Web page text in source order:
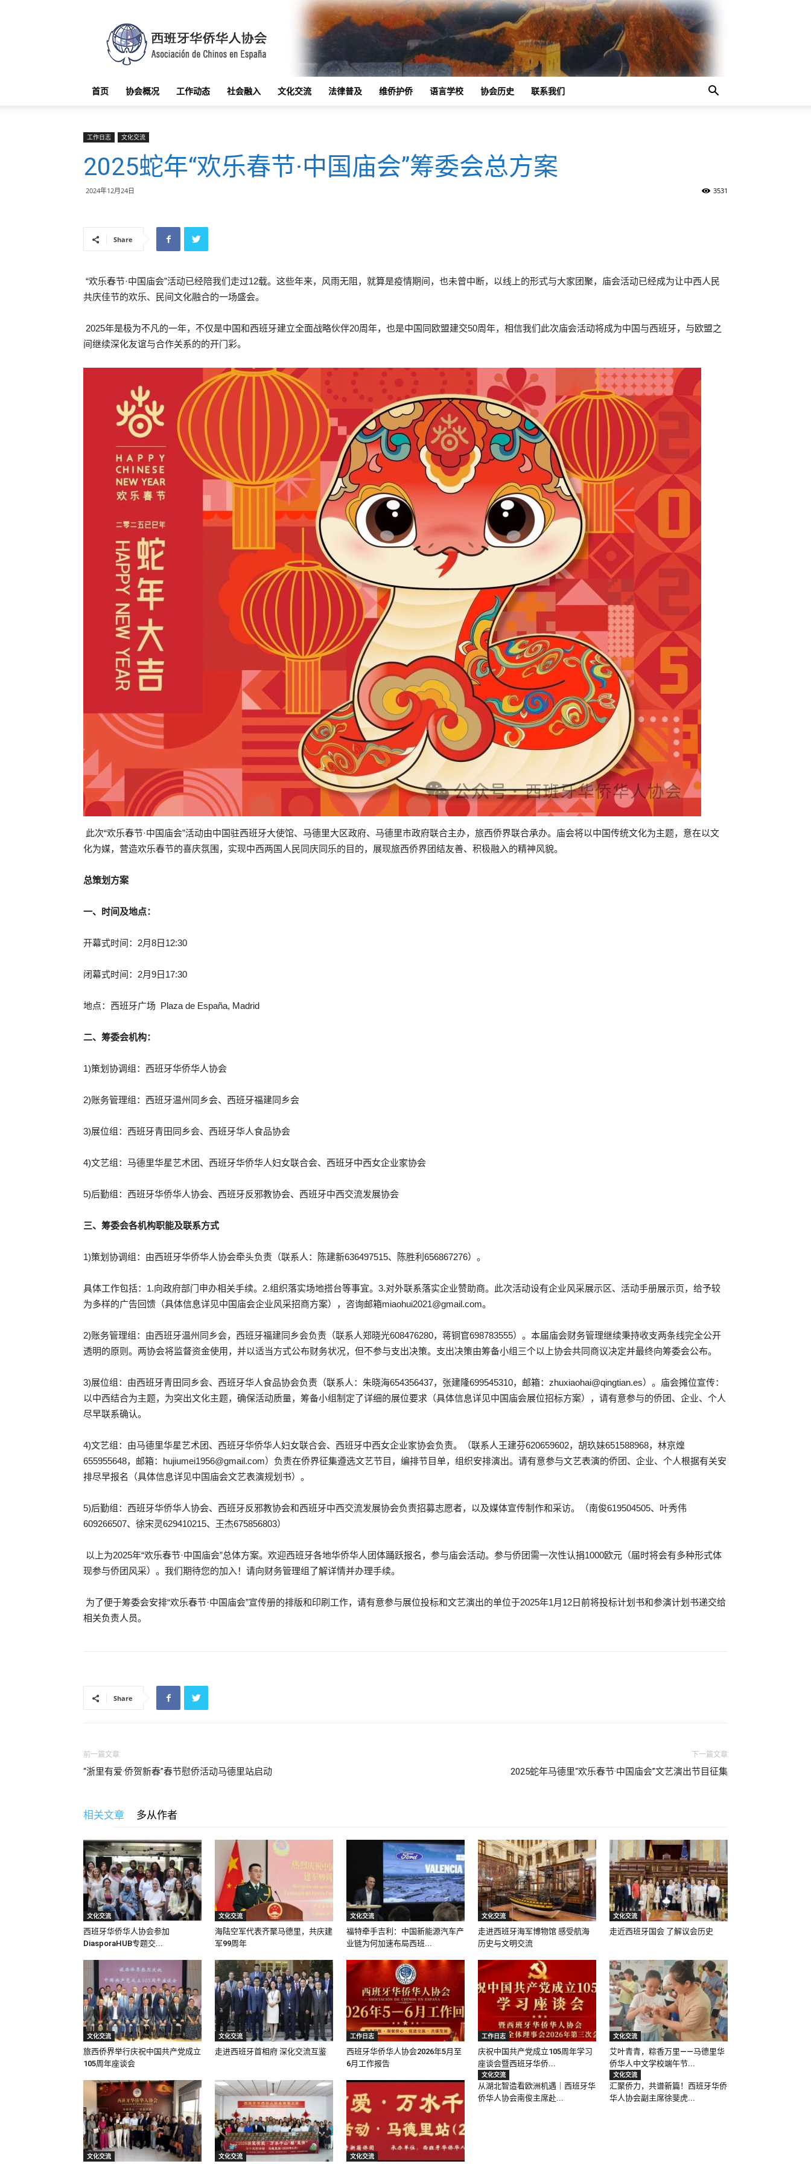
班
华
华
人
首页 协会概况 工作动态 社会融入 文化交流 法律普及 维侨护侨 语言学校 协会历史 联系我们
工作日志 文化交流
2025蛇年“欢乐春节·中国庙会”筹委会总方案
2024年12月24日 3531
Share
“欢乐春节·中国庙会”活动已经陪我们走过12载。这些年来，风雨无阻，就算是疫情期间，也未曾中断，以线上的形式与大家团聚，庙会活动已经成为让中西人民
共庆佳节的欢乐、民间文化融合的一场盛会。
2025年是极为不凡的一年，不仅是中国和西班牙建立全面战略伙伴20周年，也是中国同欧盟建交50周年，相信我们此次庙会活动将成为中国与西班牙，与欧盟之
间继续深化友谊与合作关系的的开门彩。
此次“欢乐春节·中国庙会”活动由中国驻西班牙大使馆、马德里大区政府、马德里市政府联合主办，旅西侨界联合承办。庙会将以中国传统文化为主题，意在以文
化为媒，营造欢乐春节的喜庆氛围，实现中西两国人民同庆同乐的目的，展现旅西侨界团结友善、积极融入的精神风貌。
总策划方案
一、时间及地点：
开幕式时间：2月8日12:30
闭幕式时间：2月9日17:30
地点：西班牙广场 Plaza de España, Madrid
二、筹委会机构：
1)策划协调组：西班牙华侨华人协会
2)账务管理组：西班牙温州同乡会、西班牙福建同乡会
3)展位组：西班牙青田同乡会、西班牙华人食品协会
4)文艺组：马德里华星艺术团、西班牙华侨华人妇女联合会、西班牙中西女企业家协会
5)后勤组：西班牙华侨华人协会、西班牙反邪教协会、西班牙中西交流发展协会
三、筹委会各机构职能及联系方式
1)策划协调组：由西班牙华侨华人协会牵头负责（联系人：陈建新636497515、陈胜利656867276）。
具体工作包括：1.向政府部门申办相关手续。2.组织落实场地搭台等事宜。3.对外联系落实企业赞助商。此次活动设有企业风采展示区、活动手册展示页，给予较
为多样的广告回馈（具体信息详见中国庙会企业风采招商方案），咨询邮箱miaohui2021@gmail.com。
2)账务管理组：由西班牙温州同乡会，西班牙福建同乡会负责（联系人郑晓光608476280，蒋铜官698783555）。本届庙会财务管理继续秉持收支两条线完全公开
透明的原则。两协会将监督资金使用，并以适当方式公布财务状况，但不参与支出决策。支出决策由筹备小组三个以上协会共同商议决定并最终向筹委会公布。
3)展位组：由西班牙青田同乡会、西班牙华人食品协会负责（联系人：朱晓海654356437，张建隆699545310，邮箱：zhuxiaohai@qingtian.es）。庙会摊位宣传：
以中西结合为主题，为突出文化主题，确保活动质量，筹备小组制定了详细的展位要求（具体信息详见中国庙会展位招标方案），请有意参与的侨团、企业、个人
尽早联系确认。
4)文艺组：由马德里华星艺术团、西班牙华侨华人妇女联合会、西班牙中西女企业家协会负责。（联系人王建芬620659602，胡玖妹651588968，林京煌
655955648，邮箱：hujiumei1956@gmail.com）负责在侨界征集遵选文艺节目，编排节目单，组织安排演出。请有意参与文艺表演的侨团、企业、个人根据有关安
排尽早报名（具体信息详见中国庙会文艺表演规划书）。
5)后勤组：西班牙华侨华人协会、西班牙反邪教协会和西班牙中西交流发展协会负责招募志愿者，以及媒体宣传制作和采访。（南俊619504505、叶秀伟
609266507、徐宋灵629410215、王杰675856803）
以上为2025年“欢乐春节·中国庙会”总体方案。欢迎西班牙各地华侨华人团体踊跃报名，参与庙会活动。参与侨团需一次性认捐1000欧元（届时将会有多种形式体
现参与侨团风采）。我们期待您的加入！请向财务管理组了解详情并办理手续。
为了便于筹委会安排“欢乐春节·中国庙会”宣传册的排版和印刷工作，请有意参与展位投标和文艺演出的单位于2025年1月12日前将投标计划书和参演计划书递交给
相关负责人员。
Share
前一篇文章
“浙里有爱·侨贺新春”春节慰侨活动马德里站启动
下一篇文章
2025蛇年马德里“欢乐春节·中国庙会”文艺演出节目征集
相关文章 多从作者
文化交流
西班牙华侨华人协会参加
DiasporaHUB专题交...
文化交流
海陆空军代表齐聚马德里，共庆建
军99周年
文化交流
福特牵手吉利：中国新能源汽车产
业链为何加速布局西班...
文化交流
走进西班牙海军博物馆 感受航海
历史与文明交流
文化交流
走近西班牙国会 了解议会历史
文化交流
旅西侨界举行庆祝中国共产党成立
105周年座谈会
文化交流
走进西班牙首相府 深化交流互鉴
工作日志
西班牙华侨华人协会2026年5月至
6月工作报告
工作日志
庆祝中国共产党成立105周年学习
座谈会暨西班牙华侨...
文化交流
艾叶青青，粽香万里——马德里华
侨华人中文学校端午节...
文化交流 文化交流 文化交流
文化交流
从湖北智造看欧洲机遇｜西班牙华
侨华人协会南俊主席赴...
文化交流
汇聚侨力，共谱新篇！西班牙华侨
华人协会副主席徐斐虎...